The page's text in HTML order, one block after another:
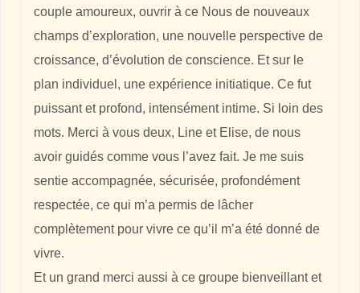
couple amoureux, ouvrir à ce Nous de nouveaux
champs d’exploration, une nouvelle perspective de
croissance, d’évolution de conscience. Et sur le
plan individuel, une expérience initiatique. Ce fut
puissant et profond, intensément intime. Si loin des
mots. Merci à vous deux, Line et Elise, de nous
avoir guidés comme vous l’avez fait. Je me suis
sentie accompagnée, sécurisée, profondément
respectée, ce qui m’a permis de lâcher
complètement pour vivre ce qu’il m’a été donné de
vivre.
Et un grand merci aussi à ce groupe bienveillant et